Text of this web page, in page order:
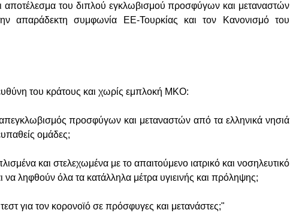
αποτέλεσμα του διπλού εγκλωβισμού προσφύγων και μεταναστών
απαράδεκτη συμφωνία ΕΕ-Τουρκίας και τον Κανονισμό του
του κράτους και χωρίς εμπλοκή ΜΚΟ:
προσφύγων και μεταναστών από τα ελληνικά νησιά
ομάδες;
και στελεχωμένα με το απαιτούμενο ιατρικό και νοσηλευτικό
ληφθούν όλα τα κατάλληλα μέτρα υγιεινής και πρόληψης;
για τον κορονοϊό σε πρόσφυγες και μετανάστες;"